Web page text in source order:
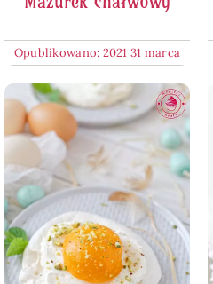
Opublikowano: 2021 31 marca